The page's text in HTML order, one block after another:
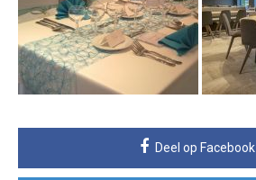
Deel op Facebook